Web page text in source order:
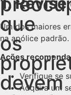
que
os
devem
Um dos maiores
na apólice padrão.
Ações
Verifique se
Adquira um